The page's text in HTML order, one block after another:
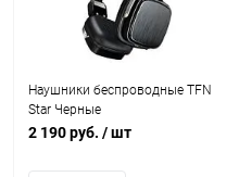
Наушники беспроводные TFN
Star Черные
2 190 руб. / шт